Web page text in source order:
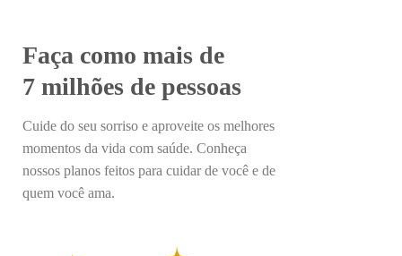
Faça como mais de
7 milhões de pessoas
Cuide do seu sorriso e aproveite os melhores
momentos da vida com saúde. Conheça
nossos planos feitos para cuidar de você e de
quem você ama.